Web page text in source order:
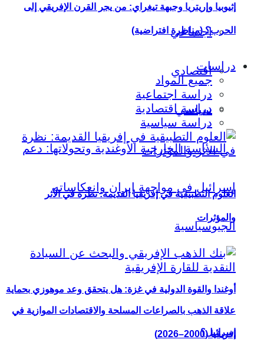
اجتماعي
اقتصادي
سياسي
أوغندا والقوة الدولية في غزة: هل يتحقق وعد موهوزي بحماية
إسرائيل؟
إثيوبيا وإريتريا وجبهة تيغراي: من يجر القرن الإفريقي إلى
الحرب؟ (مناظرة افتراضية)
دراسات
جميع المواد
دراسة اجتماعية
دراسة اقتصادية
دراسة سياسية
العلوم التطبيقية في إفريقيا القديمة: نظرة في الأثر
والمؤثرات
علاقة الذهب بالصراعات المسلحة والاقتصادات الموازية في
إفريقيا (2000–2026)